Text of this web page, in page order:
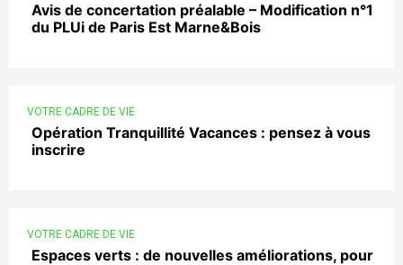
Avis de concertation préalable – Modification n°1
du PLUi de Paris Est Marne&Bois
VOTRE CADRE DE VIE
Opération Tranquillité Vacances : pensez à vous
inscrire
VOTRE CADRE DE VIE
Espaces verts : de nouvelles améliorations, pour